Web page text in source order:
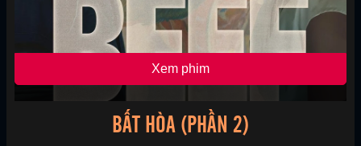
Xem phim
BẤT HÒA (PHẦN 2)